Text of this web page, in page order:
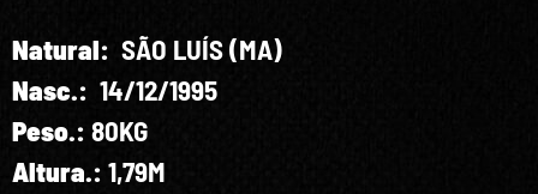
Natural: SÃO LUÍS (MA)
Nasc.: 14/12/1995
Peso.: 80KG
Altura.: 1,79M